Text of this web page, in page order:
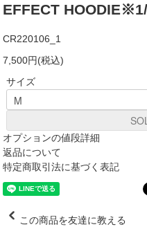
EFFECT
CR220106_1
7,500円(税込)
サイズ
オプションの値段詳細
返品について
特定商取引法に基づく表記
この商品を友達に教える